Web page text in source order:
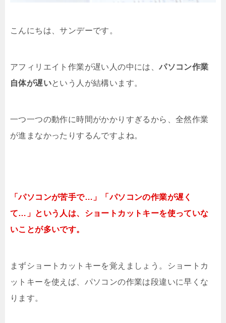
こんにちは、サンデーです。
アフィリエイト作業が遅い人の中には、パソコン作業
自体が遅いという人が結構います。
一つ一つの動作に時間がかかりすぎるから、全然作業
が進まなかったりするんですよね。
「パソコンが苦手で…」「パソコンの作業が遅く
て…」という人は、ショートカットキーを使っていな
いことが多いです。
まずショートカットキーを覚えましょう。ショートカ
ットキーを使えば、パソコンの作業は段違いに早くな
ります。